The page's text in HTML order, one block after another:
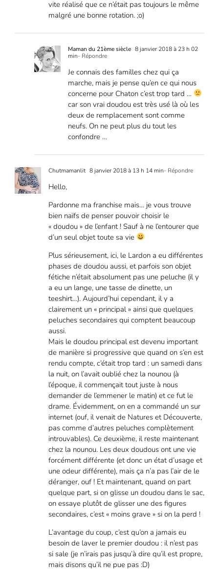
vite réalisé que ce n’était pas toujours le même
malgré une bonne rotation. ;o)
Maman du 21ème siècle 8 janvier 2018 à 23 h 02
min- Répondre
Je connais des familles chez qui ça
marche, mais je pense qu’en ce qui nous
concerne pour Chaton c’est trop tard …
car son vrai doudou est très usé là où les
deux de remplacement sont comme
neufs. On ne peut plus du tout les
confondre …
Chutmamanlit 8 janvier 2018 à 13 h 14 min- Répondre
Hello,
Pardonne ma franchise mais… je vous trouve
bien naïfs de penser pouvoir choisir le
« doudou » de l’enfant ! Sauf à ne l’entourer que
d’un seul objet toute sa vie
Plus sérieusement, ici, le Lardon a eu différentes
phases de doudou aussi, et parfois son objet
fétiche n’était absolument pas une peluche (il y
a eu un lange, une tasse de dinette, un
teeshirt…). Aujourd’hui cependant, il y a
clairement un « principal » ainsi que quelques
peluches secondaires qui comptent beaucoup
aussi.
Mais le doudou principal est devenu important
de manière si progressive que quand on s’en est
rendu compte, c’était trop tard : un samedi dans
la nuit, on l’avait oublié chez la nounou (à
l’époque, il commençait tout juste à nous
demander de l’emmener le matin) et ce fut le
drame. Évidemment, on en a commandé un sur
internet (ouf, il venait de Natures et Découverte,
pas comme d’autres peluches complètement
introuvables). Ce deuxième, il reste maintenant
chez la nounou. Les deux doudous ont une vie
forcément différente (et donc un état d’usage et
une odeur différente), mais ça n’a pas l’air de le
déranger, ouf ! Et maintenant, quand on part
quelque part, si on glisse un doudou dans le sac,
on essaye plutôt de glisser une des figures
secondaires, c’est « moins grave » si on la perd !
L’avantage du coup, c’est qu’on a jamais eu
besoin de laver le premier doudou : il n’est pas
si sale (je n’irais pas jusqu’à dire qu’il est propre,
mais disons qu’il ne pue pas :D)